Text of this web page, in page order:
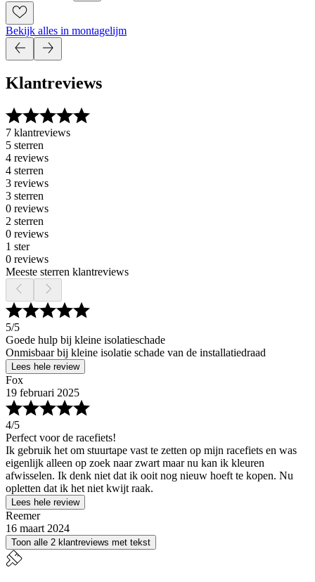
Bekijk alles in montagelijm
Klantreviews
7 klantreviews
5 sterren
4 reviews
4 sterren
3 reviews
3 sterren
0 reviews
2 sterren
0 reviews
1 ster
0 reviews
Meeste sterren klantreviews
5/5
Goede hulp bij kleine isolatieschade
Onmisbaar bij kleine isolatie schade van de installatiedraad
Lees hele review
Fox
19 februari 2025
4/5
Perfect voor de racefiets!
Ik gebruik het om stuurtape vast te zetten op mijn racefiets en was
eigenlijk alleen op zoek naar zwart maar nu kan ik kleuren
afwisselen. Ik denk niet dat ik ooit nog nieuw hoeft te kopen. Nu
opletten dat ik het niet kwijt raak.
Lees hele review
Reemer
16 maart 2024
Toon alle 2 klantreviews met tekst